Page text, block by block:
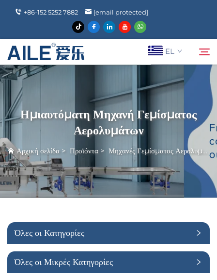
+86-152 5252 7882 [email protected]
EL
Ποιοι Είμαστε
Προϊόντα
Ειδήσεις
Συχνές Ερωτήσεις
Εφαρμογή
Αναζήτηση
Ημιαυτόματη Μηχανή Γεμίσματος
Αερολυμάτων
Αρχική σελίδα > Προϊόντα > Μηχανές Γεμίσματος Αερολυμάτων
Όλες οι Κατηγορίες
Όλες οι Μικρές Κατηγορίες